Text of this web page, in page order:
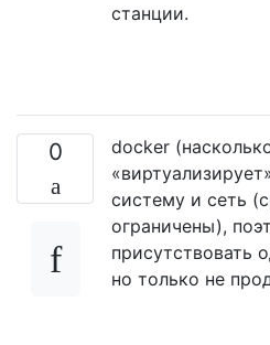
станции.
0
docker
систему и сеть
ограничены),
присутствовать
но только не